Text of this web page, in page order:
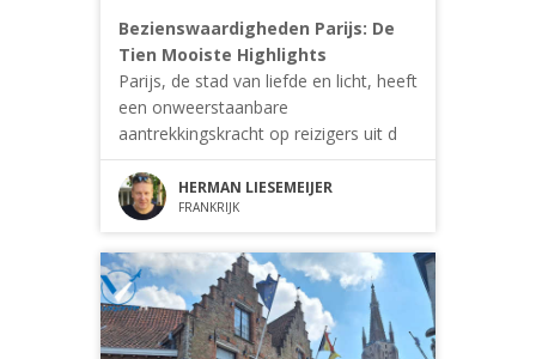
Bezienswaardigheden Parijs: De
Tien Mooiste Highlights
Parijs, de stad van liefde en licht, heeft
een onweerstaanbare
aantrekkingskracht op reizigers uit d
HERMAN LIESEMEIJER
FRANKRIJK